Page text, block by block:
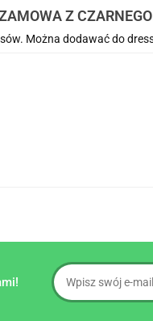
Z CZARNEGO
350 g - HORIZON
Można dodawać do